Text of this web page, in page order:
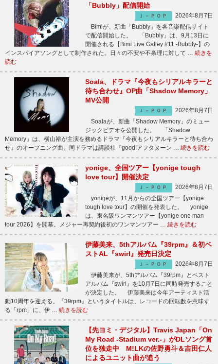
「Bubbly」配信開始
Ｊ－ＰＯＰ
2026年8月7日
Bimiが、新曲「Bubbly」を各音楽配信サイト
で配信開始した。 「Bubbly」は、9月13日に
開催される【Bimi Live Galley #11 -Bubbly-】の
インスパイアソングとして制作された。日々の不安や不条理に対して … 続きを
読む
Soala、ドラマ『今夜もシリアルキラーと
待ち合わせ』OP曲「Shadow Memory」
MV公開
Ｊ－ＰＯＰ
2026年8月7日
Soalaが、新曲「Shadow Memory」のミュー
ジックビデオを公開した。 「Shadow
Memory」は、横山裕が主演を務めるドラマ『今夜もシリアルキラーと待ち合わ
せ』のオープニング曲。同ドラマは講談社『good!アフタヌーン … 続きを読む
yonige、全国ツアー【yonige tough
love tour】開催決定
Ｊ－ＰＯＰ
2026年8月7日
yonigeが、11月からの全国ツアー【yonige
tough love tour】の開催を発表した。 yonige
は、東名阪ワンマンツアー【yonige one man
tour 2026】を開幕。メジャー再契約後初のワンマンツアー … 続きを読む
伊藤美来、5thアルバム『39rpm』＆初ベ
ストAL『swirl』発売日決定
Ｊ－ＰＯＰ
2026年8月7日
伊藤美来が、5thアルバム『39rpm』とベスト
アルバム『swirl』を10月7日に同時発売すること
が決定した。 伊藤美来は今年アーティスト活
動10周年を迎える。『39rpm』というタイトルは、レコードの回転数を意味す
る「rpm」に、伊 … 続きを読む
【先ヨミ・デジタル】Travis Japan「On
My Road -Stadium ver.-」がDLソング首
位を独走中 M!LKの佐野勇斗＆吉田仁人
によるユニット曲が追う